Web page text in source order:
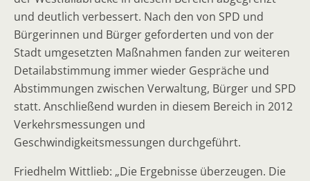
und deutlich verbessert. Nach den von SPD und
Bürgerinnen und Bürger geforderten und von der
Stadt umgesetzten Maßnahmen fanden zur weiteren
Detailabstimmung immer wieder Gespräche und
Abstimmungen zwischen Verwaltung, Bürger und SPD
statt. Anschließend wurden in diesem Bereich in 2012
Verkehrsmessungen und
Geschwindigkeitsmessungen durchgeführt.
Friedhelm Wittlieb: „Die Ergebnisse überzeugen. Die